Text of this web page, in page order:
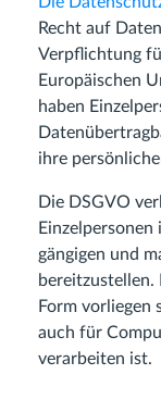
Recht auf
Verpflichtung
Europäischen
haben
ihre
Die DSGVO
gängigen und
bereitzustellen.
Form vorliegen
auch für
verarbeiten ist.